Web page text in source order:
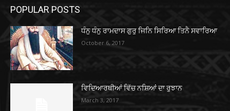
POPULAR POSTS
ਧੰਨੁ ਧੰਨੁ ਰਾਮਦਾਸ ਗੁਰੁ ਜਿਨਿ ਸਿਰਿਆ ਤਿਨੈ ਸਵਾਰਿਆ
October 6, 2017
ਵਿਦਿਆਰਥੀਆਂ ਵਿੱਚ ਨਸ਼ਿਆਂ ਦਾ ਰੁਝਾਨ
March 3, 2017